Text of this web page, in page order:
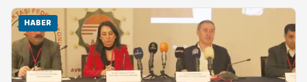
HABER